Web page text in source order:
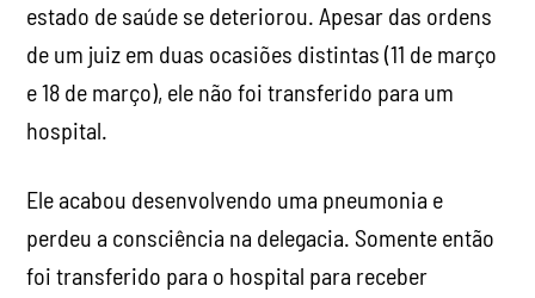
estado de saúde se deteriorou. Apesar das ordens
de um juiz em duas ocasiões distintas (11 de março
e 18 de março), ele não foi transferido para um
hospital.
Ele acabou desenvolvendo uma pneumonia e
perdeu a consciência na delegacia. Somente então
foi transferido para o hospital para receber